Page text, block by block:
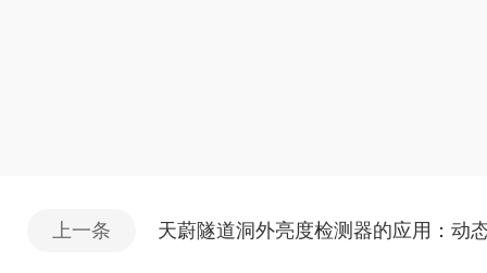
上一条 天蔚隧道洞外亮度检测器的应用：动